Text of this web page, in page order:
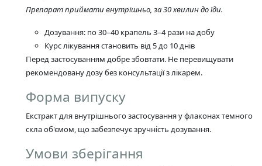
Препарат приймати внутрішньо, за 30 хвилин до їди.
Дозування: по 30–40 крапель 3–4 рази на добу
Курс лікування становить від 5 до 10 днів
Перед застосуванням добре збовтати. Не перевищувати
рекомендовану дозу без консультації з лікарем.
Форма випуску
Екстракт для внутрішнього застосування у флаконах темного
скла об'ємом, що забезпечує зручність дозування.
Умови зберігання